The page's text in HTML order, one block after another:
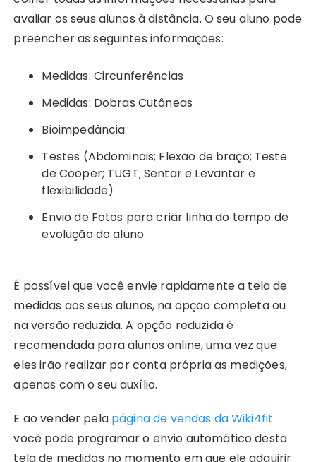
avaliar os seus alunos à distância. O seu aluno pode
preencher as seguintes informações:
Medidas: Circunferências
Medidas: Dobras Cutâneas
Bioimpedância
Testes (Abdominais; Flexão de braço; Teste
de Cooper; TUGT; Sentar e Levantar e
flexibilidade)
Envio de Fotos para criar linha do tempo de
evolução do aluno
É possível que você envie rapidamente a tela de
medidas aos seus alunos, na opção completa ou
na versão reduzida. A opção reduzida é
recomendada para alunos online, uma vez que
eles irão realizar por conta própria as medições,
apenas com o seu auxílio.
E ao vender pelapágina de vendas da Wiki4fit
você pode programar o envio automático desta
tela de medidas no momento em que ele adquirir